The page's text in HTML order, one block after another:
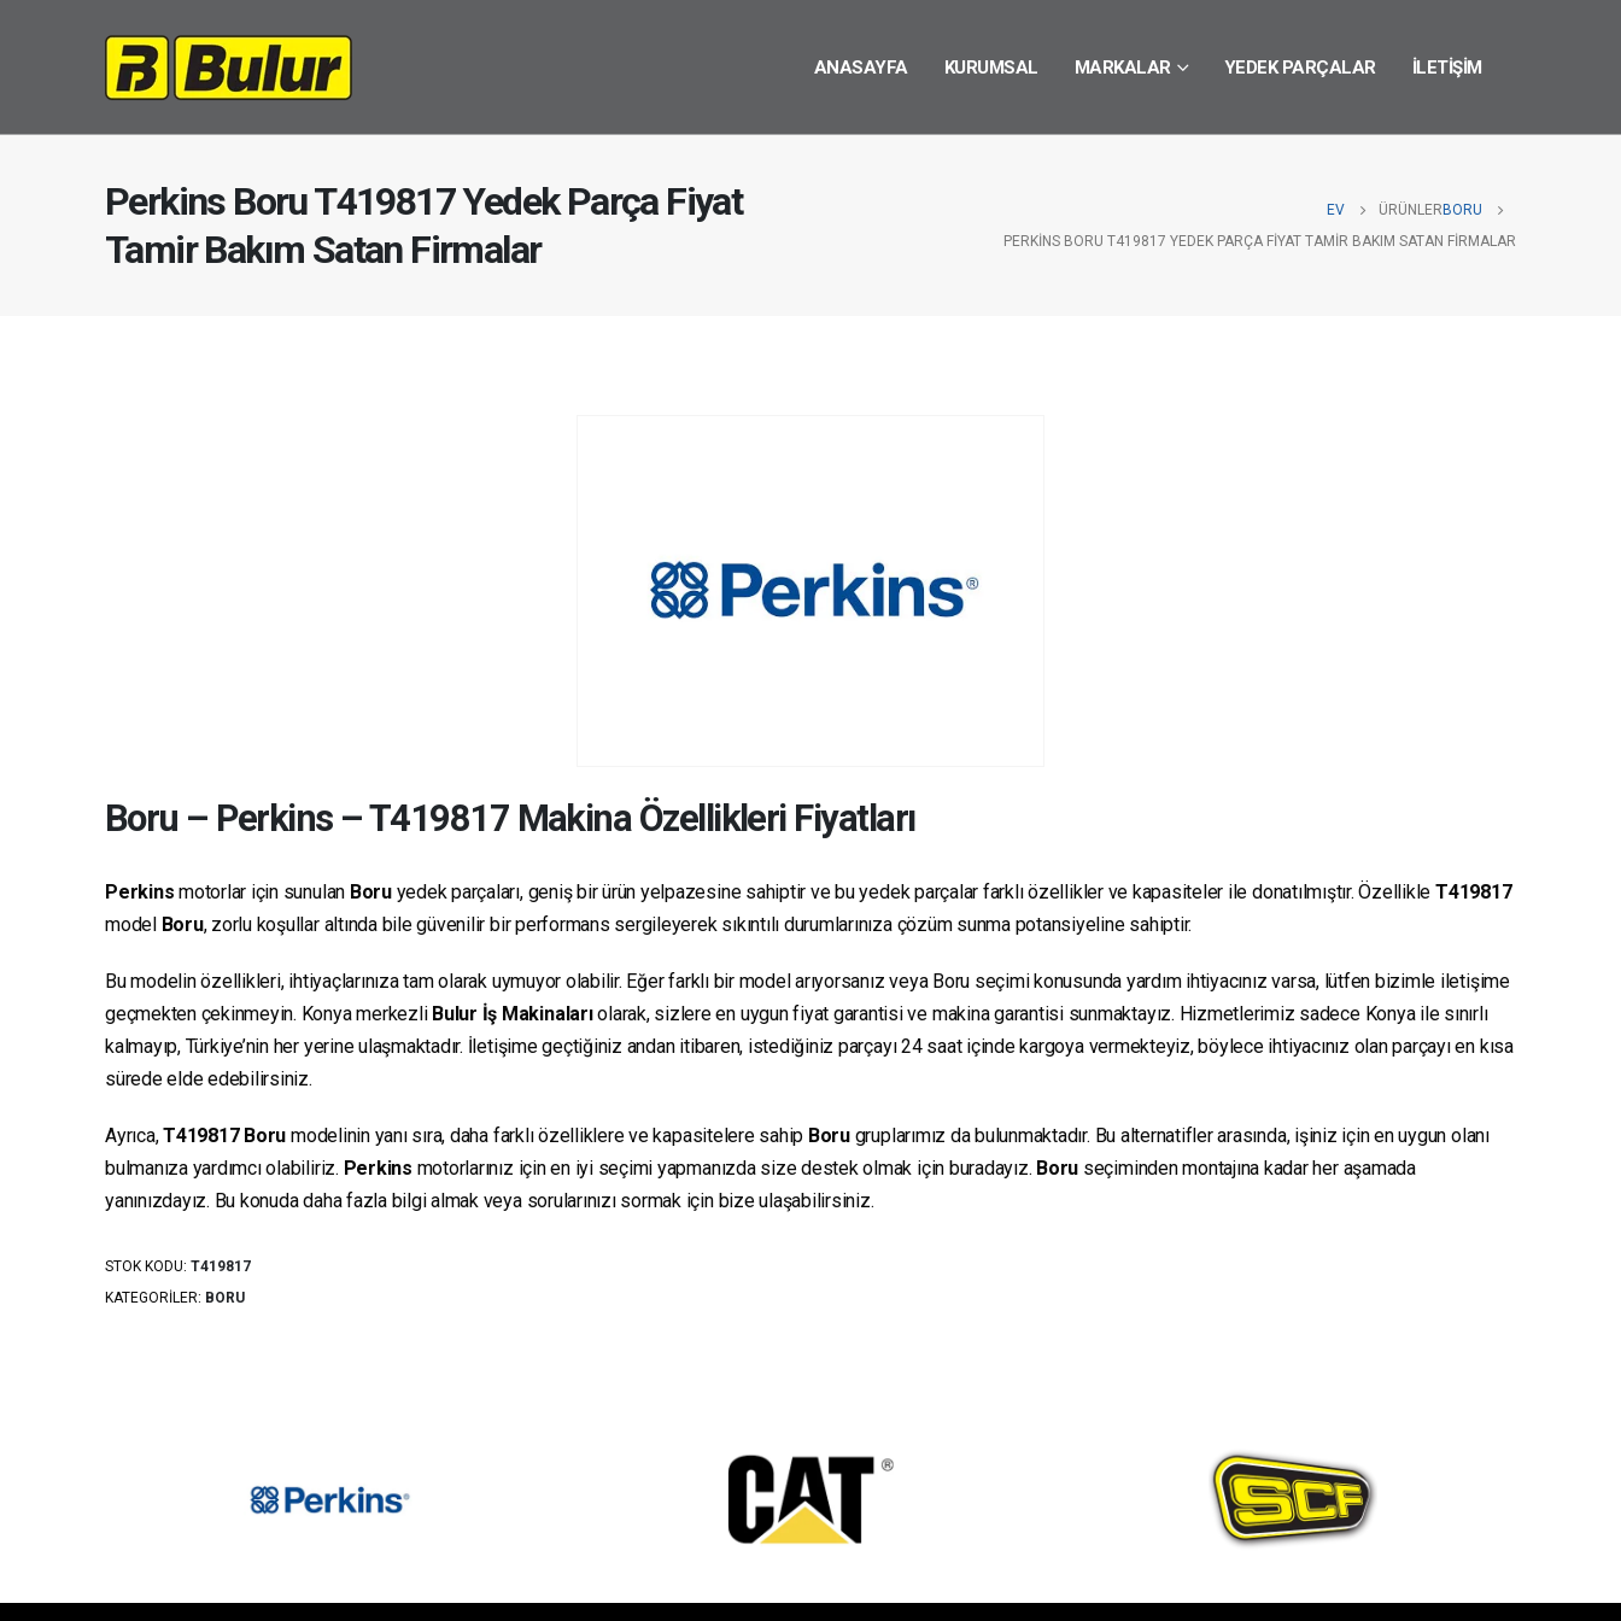
ANASAYFA KURUMSAL MARKALAR YEDEK PARÇALAR İLETIŞIM
Perkins Boru T419817 Yedek Parça Fiyat
Tamir Bakım Satan Firmalar
EV ÜRÜNLER BORU
PERKINS BORU T419817 YEDEK PARÇA FIYAT TAMIR BAKIM SATAN FIRMALAR
Boru – Perkins–T419817 Makina Özellikleri Fiyatları
Perkins motorlar için sunulan Boruyedek parçaları, geniş bir ürün yelpazesine sahiptir ve bu yedek parçalar farklı özellikler ve kapasiteler ile donatılmıştır. Özellikle T419817
model Boru, zorlu koşullar altında bile güvenilir bir performans sergileyerek sıkıntılı durumlarınıza çözüm sunma potansiyeline sahiptir.
Bu modelin özellikleri, ihtiyaçlarınıza tam olarak uymuyor olabilir. Eğer farklı bir model arıyorsanız veya Boru seçimi konusunda yardım ihtiyacınız varsa, lütfen bizimle iletişime
geçmekten çekinmeyin. Konya merkezli Bulur İş Makinalarıolarak, sizlere en uygun fiyat garantisi ve makina garantisi sunmaktayız. Hizmetlerimiz sadece Konya ile sınırlı
kalmayıp, Türkiye’nin her yerine ulaşmaktadır. İletişime geçtiğiniz andan itibaren, istediğiniz parçayı 24 saat içinde kargoya vermekteyiz, böylece ihtiyacınız olan parçayı en kısa
sürede elde edebilirsiniz.
Ayrıca,T419817 Boru modelinin yanı sıra, daha farklı özelliklere ve kapasitelere sahip Borugruplarımız da bulunmaktadır. Bu alternatifler arasında, işiniz için en uygun olanı
bulmanıza yardımcı olabiliriz. Perkins motorlarınız için en iyi seçimi yapmanızda size destek olmak için buradayız. Boru seçiminden montajına kadar her aşamada
yanınızdayız. Bu konuda daha fazla bilgi almak veya sorularınızı sormak için bize ulaşabilirsiniz.
STOK KODU: T419817
KATEGORILER: BORU